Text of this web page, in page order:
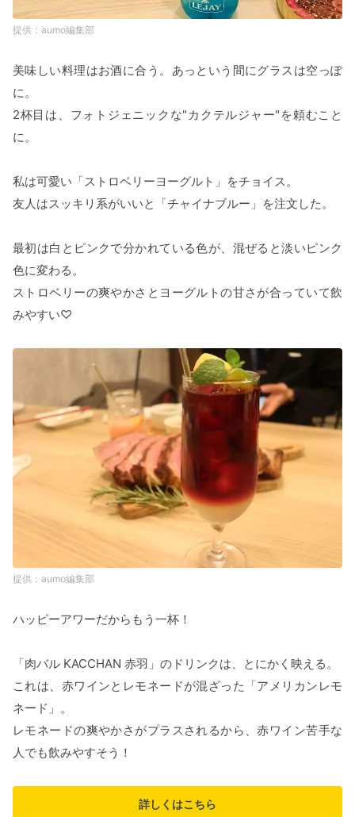
aumo編集部
美味しい料理はお酒に合う。あっという間にグラスは空っぽ
に。
2杯目は、フォトジェニックな"カクテルジャー"を頼むこと
に。
私は可愛い「ストロベリーヨーグルト」をチョイス。
友人はスッキリ系がいいと「チャイナブルー」を注文した。
最初は白とピンクで分かれている色が、混ぜると淡いピンク
色に変わる。
ストロベリーの爽やかさとヨーグルトの甘さが合っていて飲
みやすい♡
aumo編集部
ハッピーアワーだからもう一杯！
「肉バル KACCHAN 赤羽」のドリンクは、とにかく映える。
これは、赤ワインとレモネードが混ざった「アメリカンレモ
ネード」。
レモネードの爽やかさがプラスされるから、赤ワイン苦手な
人でも飲みやすそう！
詳しくはこちら